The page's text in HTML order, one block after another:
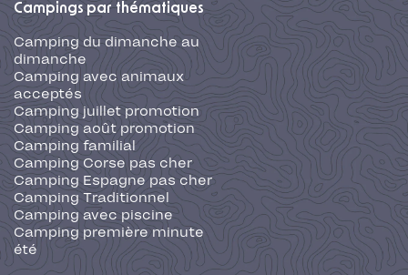
Campings par thématiques
Camping du dimanche au
dimanche
Camping avec animaux
acceptés
Camping juillet promotion
Camping août promotion
Camping familial
Camping Corse pas cher
Camping Espagne pas cher
Camping Traditionnel
Camping avec piscine
Camping première minute
été